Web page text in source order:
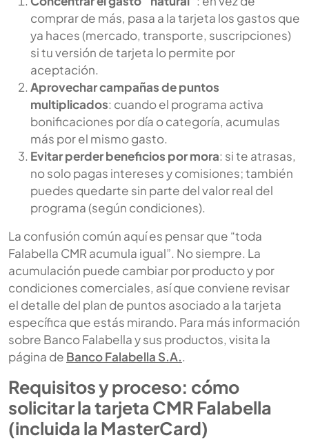
comprar de más, pasa a la tarjeta los gastos que
ya haces (mercado, transporte, suscripciones)
si tu versión de tarjeta lo permite por
aceptación.
Aprovechar campañas de puntos
multiplicados: cuando el programa activa
bonificaciones por día o categoría, acumulas
más por el mismo gasto.
Evitar perder beneficios por mora: si te atrasas,
no solo pagas intereses y comisiones; también
puedes quedarte sin parte del valor real del
programa (según condiciones).
La confusión común aquí es pensar que “toda
Falabella CMR acumula igual”. No siempre. La
acumulación puede cambiar por producto y por
condiciones comerciales, así que conviene revisar
el detalle del plan de puntos asociado a la tarjeta
específica que estás mirando. Para más información
sobre Banco Falabella y sus productos, visita la
página de Banco Falabella S.A..
Requisitos y proceso: cómo
solicitar la tarjeta CMR Falabella
(incluida la MasterCard)